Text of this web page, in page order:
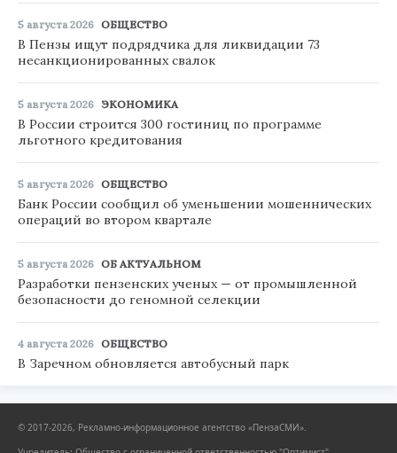
5 августа 2026 ОБЩЕСТВО
В Пензы ищут подрядчика для ликвидации 73
несанкционированных свалок
5 августа 2026 ЭКОНОМИКА
В России строится 300 гостиниц по программе
льготного кредитования
5 августа 2026 ОБЩЕСТВО
Банк России сообщил об уменьшении мошеннических
операций во втором квартале
5 августа 2026 ОБ АКТУАЛЬНОМ
Разработки пензенских ученых — от промышленной
безопасности до геномной селекции
4 августа 2026 ОБЩЕСТВО
В Заречном обновляется автобусный парк
© 2017-2026, Рекламно-информационное агентство «ПензаСМИ».